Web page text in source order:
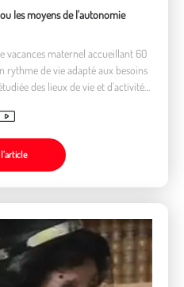
les moyens de l'autonomie
vacances maternel accueillant 60
rythme de vie adapté aux besoins
des lieux de vie et d'activités.